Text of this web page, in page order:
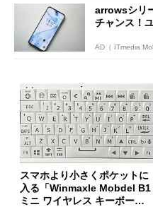
arrowsシリ
チャンス！
AD（ ITmedia
スマホより小さくポケットに
入る「Winmaxle Mobdel B1
ミニ ワイヤレス キーボー